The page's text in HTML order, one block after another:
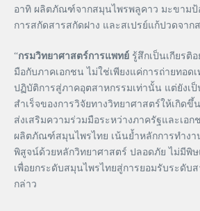
อาทิ ผลิตภัณฑ์จากสมุนไพรพลูคาว มะขามป้
การสกัดสารสกัดฝาง และสเปรย์แก้ปวดจาก
“กรมวิทยาศาสตร์การแพทย์ รู้สึกเป็นเกียรติ
มือกับภาคเอกชน ไม่ใช่เพียงแค่การถ่ายทอด
ปฏิบัติการสู่ภาคอุตสาหกรรมเท่านั้น แต่ยังเ
สำเร็จของการวิจัยทางวิทยาศาสตร์ให้เกิดขึ้
ส่งเสริมความร่วมมือระหว่างภาครัฐและเอ
ผลิตภัณฑ์สมุนไพรไทย เน้นย้ำหลักการทำงา
พิสูจน์ด้วยหลักวิทยาศาสตร์ ปลอดภัย ไม่มีพิษ
เพื่อยกระดับสมุนไพรไทยสู่การยอมรับระดับส
กล่าว